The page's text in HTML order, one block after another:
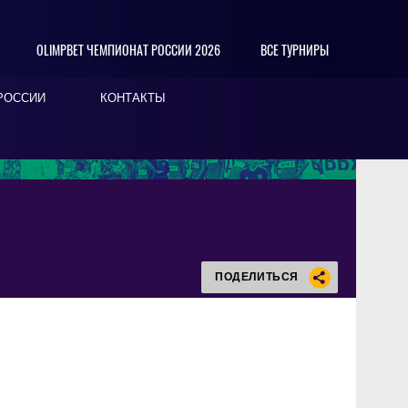
OLIMPBET ЧЕМПИОНАТ РОССИИ 2026 ВСЕ ТУРНИРЫ
КОНТАКТЫ
ПОДЕЛИТЬСЯ